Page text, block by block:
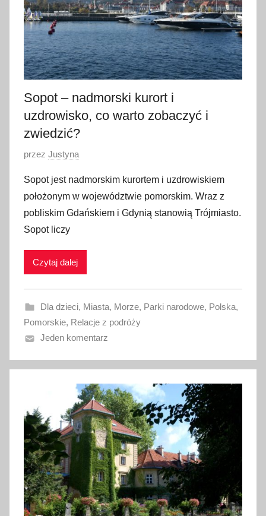
0
1
9
Sopot – nadmorski kurort i
uzdrowisko, co warto zobaczyć i
zwiedzić?
O
u
b
l
i
w
n
o
3
p
d
z
i
e
r
n
i
przez Justyna
Sopot jest nadmorskim kurortem i uzdrowiskiem
położonym w województwie pomorskim. Wraz z
pobliskim Gdańskiem i Gdynią stanowią Trójmiasto.
Sopot liczy
Czytaj dalej
Dla dzieci, Miasta, Morze, Parki narodowe, Polska,
Pomorskie, Relacje z podróży
Jeden komentarz